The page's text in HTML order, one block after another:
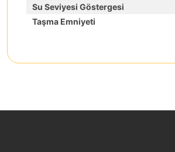
Su Seviyesi Göstergesi
Taşma Emniyeti